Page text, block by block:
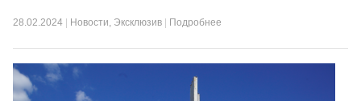
28.02.2024 Новости, Эксклюзив Подробнее